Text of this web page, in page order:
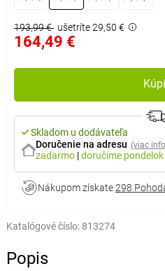
193,99 € ušetríte 29,50 €
164,49 €
Skladom u dodávateľa
Doručenie na adresu (viac
zadarmo |doručíme
Nákupom získate298
Katalógové číslo: 813274
Popis